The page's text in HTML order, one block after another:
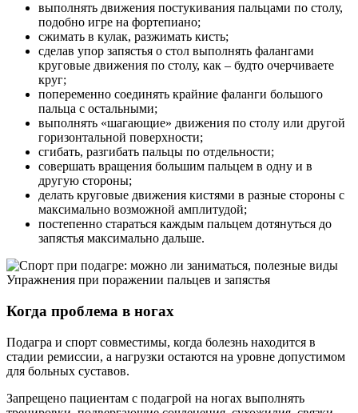
выполнять движения постукивания пальцами по столу,
подобно игре на фортепиано;
сжимать в кулак, разжимать кисть;
сделав упор запястья о стол выполнять фалангами
круговые движения по столу, как – будто очерчиваете
круг;
попеременно соединять крайние фаланги большого
пальца с остальными;
выполнять «шагающие» движения по столу или другой
горизонтальной поверхности;
сгибать, разгибать пальцы по отдельности;
совершать вращения большим пальцем в одну и в
другую стороны;
делать круговые движения кистями в разные стороны с
максимально возможной амплитудой;
постепенно стараться каждым пальцем дотянуться до
запястья максимально дальше.
Упражнения при поражении пальцев и запястья
Когда проблема в ногах
Подагра и спорт совместимы, когда болезнь находится в
стадии ремиссии, а нагрузки остаются на уровне допустимом
для больных суставов.
Запрещено пациентам с подагрой на ногах выполнять